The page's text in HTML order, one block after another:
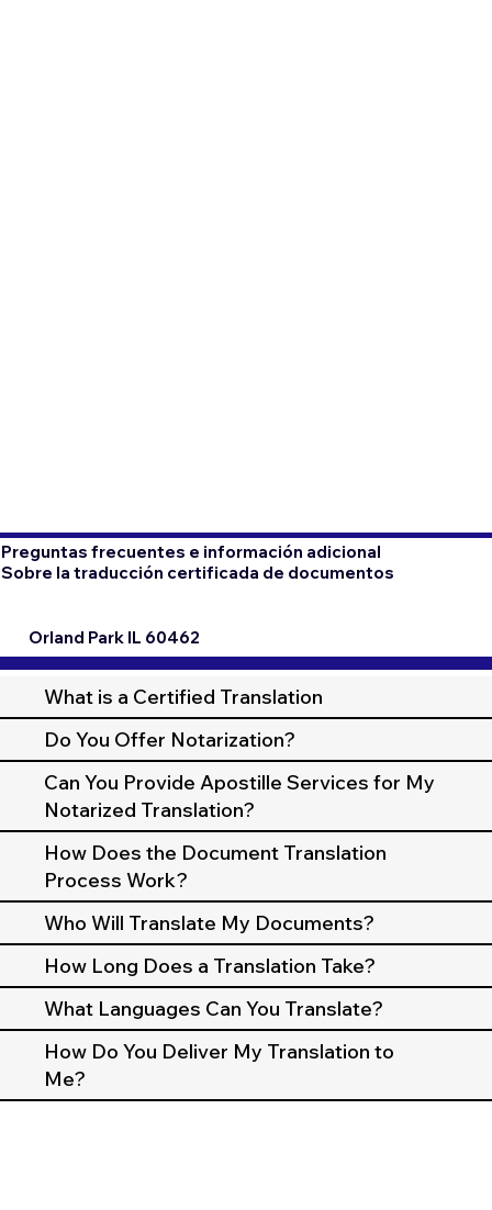
Preguntas frecuentes e información adicional
Sobre la traducción certificada de documentos
Orland Park IL 60462
What is a Certified Translation
Do You Offer Notarization?
Can You Provide Apostille Services for My
Notarized Translation?
How Does the Document Translation
Process Work?
Who Will Translate My Documents?
How Long Does a Translation Take?
What Languages Can You Translate?
How Do You Deliver My Translation to
Me?